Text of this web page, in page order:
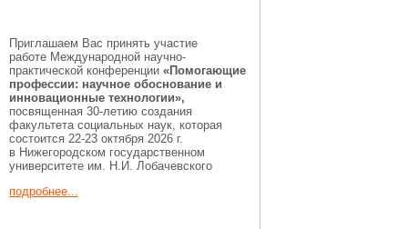
Приглашаем Вас принять участие
работе Международной научно-
практической конференции «Помогающие
профессии: научное обоснование и
инновационные технологии»,
посвященная 30-летию создания
факультета социальных наук, которая
состоится 22-23 октября 2026 г.
в Нижегородском государственном
университете им. Н.И. Лобачевского
подробнее...